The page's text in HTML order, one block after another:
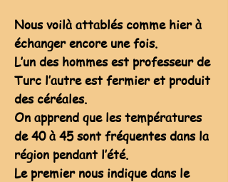
Nous voilà attablés comme hier à
échanger encore une fois.
L’un des hommes est professeur de
Turc l’autre est fermier et produit
des céréales.
On apprend que les températures
de 40 à 45 sont fréquentes dans la
région pendant l’été.
Le premier nous indique dans le